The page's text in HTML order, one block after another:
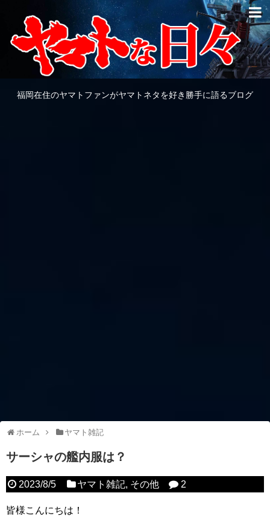
福岡在住のヤマトファンがヤマトネタを好き勝手に語るブログ
ホーム ヤマト雑記
サーシャの艦内服は？
2023/8/5 ヤマト雑記, その他 2
皆様こんにちは！